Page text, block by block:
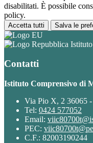
disabilitati. È possibile
policy.
Accetta tutti Salva le
Contatti
Istituto Comprensivo di
Via Pio X, 2 36065
Tel: 0424 577052
Email:
PEC:
C.F.: 82003190244